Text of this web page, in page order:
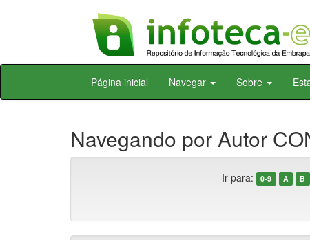
Skip
Página inicial Navegar Sobre
Navegando por Autor
Ir para: 0-9 A B